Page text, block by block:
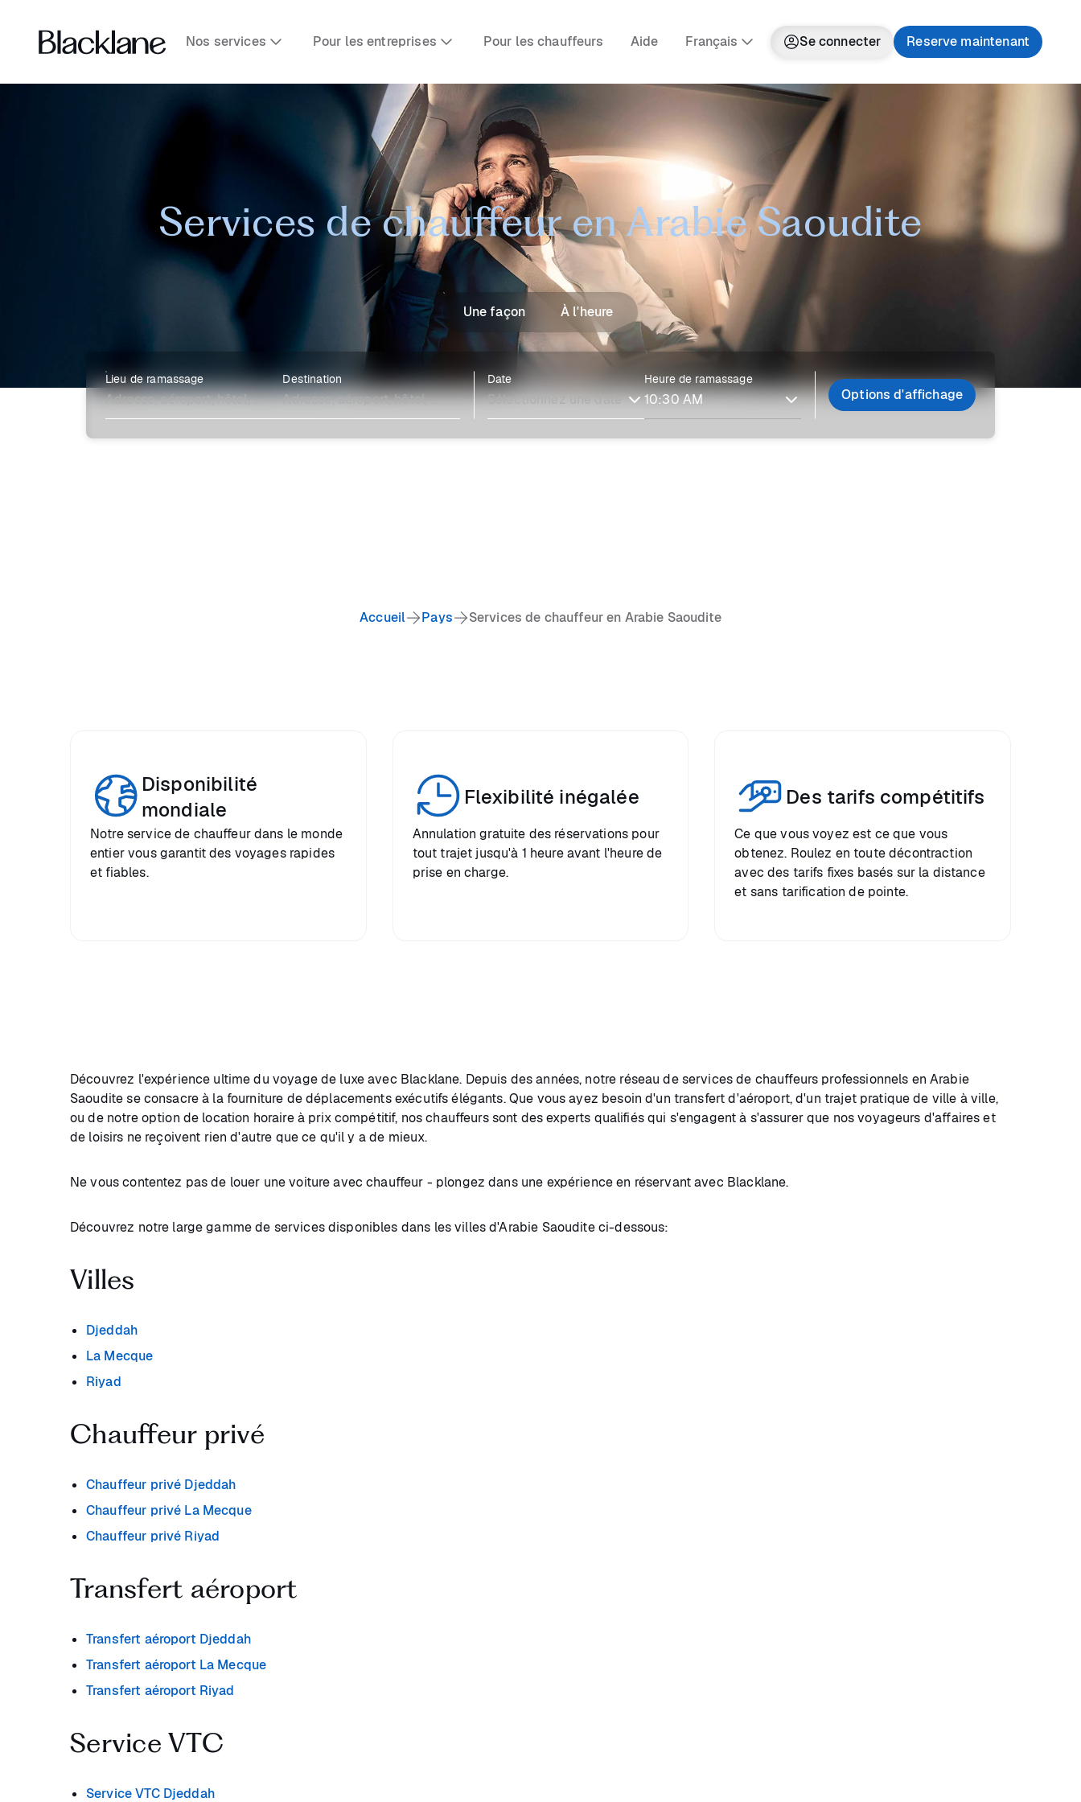
Nos services Pour les entreprises Pour les chauffeurs Aide Français Se connecter Reserve maintenant
Services de chauffeur en Arabie Saoudite
Une façon À l'heure
Lieu de ramassage Destination Date Heure de ramassage
Options d'affichage
Accueil Pays Services de chauffeur en Arabie Saoudite
Disponibilité
mondiale
Notre service de chauffeur dans le monde
entier vous garantit des voyages rapides
et fiables.
Flexibilité inégalée
Annulation gratuite des réservations pour
tout trajet jusqu'à 1 heure avant l'heure de
prise en charge.
Des tarifs compétitifs
Ce que vous voyez est ce que vous
obtenez. Roulez en toute décontraction
avec des tarifs fixes basés sur la distance
et sans tarification de pointe.
Découvrez l'expérience ultime du voyage de luxe avec Blacklane. Depuis des années, notre réseau de services de chauffeurs professionnels en Arabie
Saoudite se consacre à la fourniture de déplacements exécutifs élégants. Que vous ayez besoin d'un transfert d'aéroport, d'un trajet pratique de ville à ville,
ou de notre option de location horaire à prix compétitif, nos chauffeurs sont des experts qualifiés qui s'engagent à s'assurer que nos voyageurs d'affaires et
de loisirs ne reçoivent rien d'autre que ce qu'il y a de mieux.
Ne vous contentez pas de louer une voiture avec chauffeur - plongez dans une expérience en réservant avec Blacklane.
Découvrez notre large gamme de services disponibles dans les villes d'Arabie Saoudite ci-dessous:
Villes
Djeddah
La Mecque
Riyad
Chauffeur privé
Chauffeur privé Djeddah
Chauffeur privé La Mecque
Chauffeur privé Riyad
Transfert aéroport
Transfert aéroport Djeddah
Transfert aéroport La Mecque
Transfert aéroport Riyad
Service VTC
Service VTC Djeddah